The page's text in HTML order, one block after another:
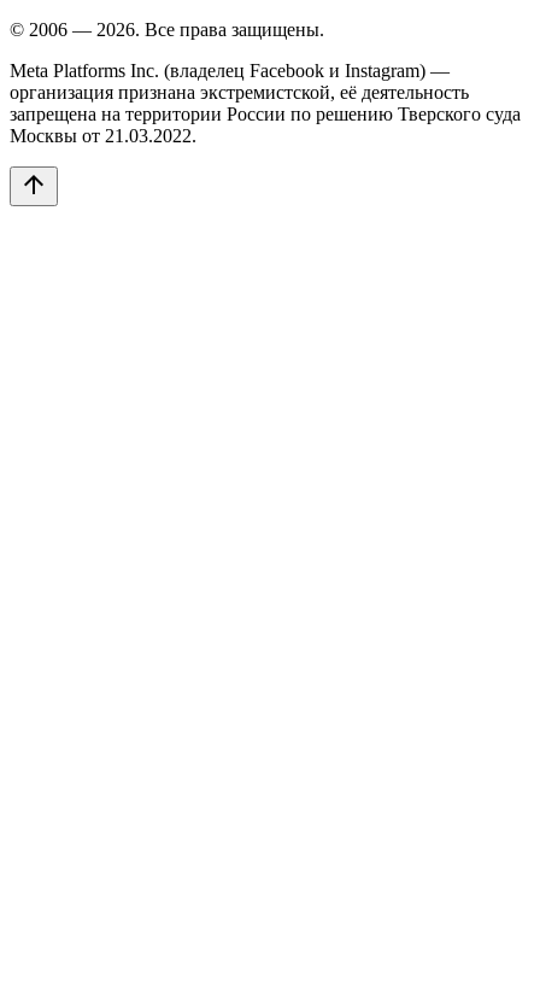
© 2006 — 2026. Все права защищены.
Meta Platforms Inc. (владелец Facebook и Instagram) —
организация признана экстремистской, её деятельность
запрещена на территории России по решению Тверского суда
Москвы от 21.03.2022.
arrow_upward